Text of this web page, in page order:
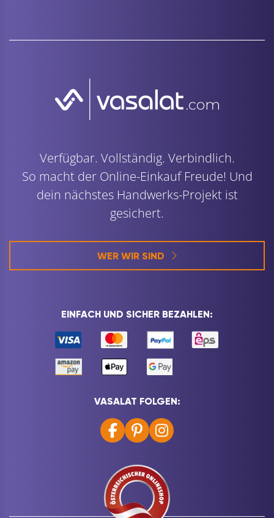
Verfügbar. Vollständig. Verbindlich.
So macht der Online-Einkauf Freude! Und
dein nächstes Handwerks-Projekt ist
gesichert.
WER WIR SIND
EINFACH UND SICHER BEZAHLEN:
VASALAT FOLGEN: